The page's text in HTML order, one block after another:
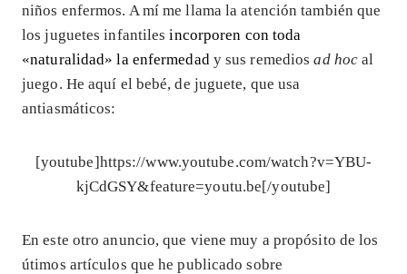
niños enfermos. A mí me llama la atención también que
los juguetes infantilesincorporen con toda
«naturalidad» la enfermedad y sus remediosad hoc al
juego. He aquí el bebé, de juguete, que usa
antiasmáticos:
[youtube]https://www.youtube.com/watch?v=YBU-
kjCdGSY&feature=youtu.be[/youtube]
En este otro anuncio, que viene muy a propósito de los
útimos artículos que he publicado sobre